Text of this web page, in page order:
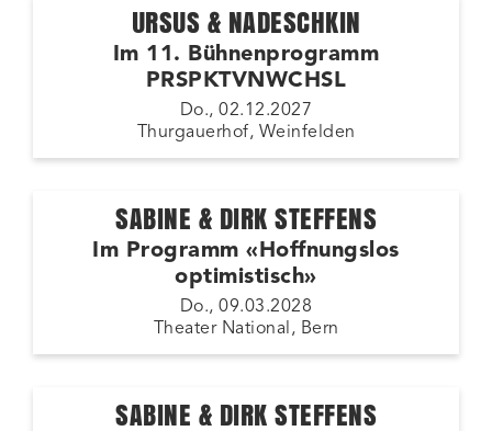
URSUS & NADESCHKIN
Im 11. Bühnenprogramm
PRSPKTVNWCHSL
Do., 02.12.2027
Thurgauerhof, Weinfelden
SABINE & DIRK STEFFENS
Im Programm «Hoffnungslos
optimistisch»
Do., 09.03.2028
Theater National, Bern
SABINE & DIRK STEFFENS